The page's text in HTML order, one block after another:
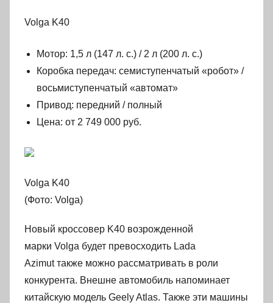
Volga K40
Мотор: 1,5 л (147 л. с.) / 2 л (200 л. с.)
Коробка передач: семиступенчатый «робот» /
восьмиступенчатый «автомат»
Привод: передний / полный
Цена: от 2 749 000 руб.
Volga K40
(Фото: Volga)
Новый кроссовер K40 возрожденной
марки Volga будет превосходить Lada
Azimut также можно рассматривать в роли
конкурента. Внешне автомобиль напоминает
китайскую модель Geely Atlas. Также эти машины